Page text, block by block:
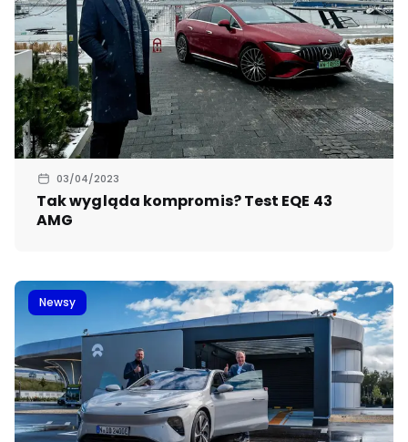
03/04/2023
Tak wygląda kompromis? Test EQE 43
AMG
Newsy